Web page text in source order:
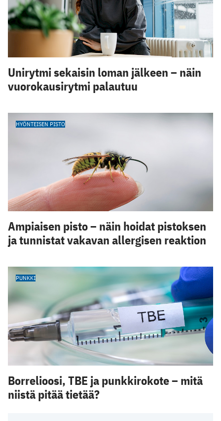
Unirytmi sekaisin loman jälkeen – näin
vuorokausirytmi palautuu
HYÖNTEISEN PISTO
Ampiaisen pisto – näin hoidat pistoksen
ja tunnistat vakavan allergisen reaktion
PUNKKI
Borrelioosi, TBE ja punkkirokote – mitä
niistä pitää tietää?